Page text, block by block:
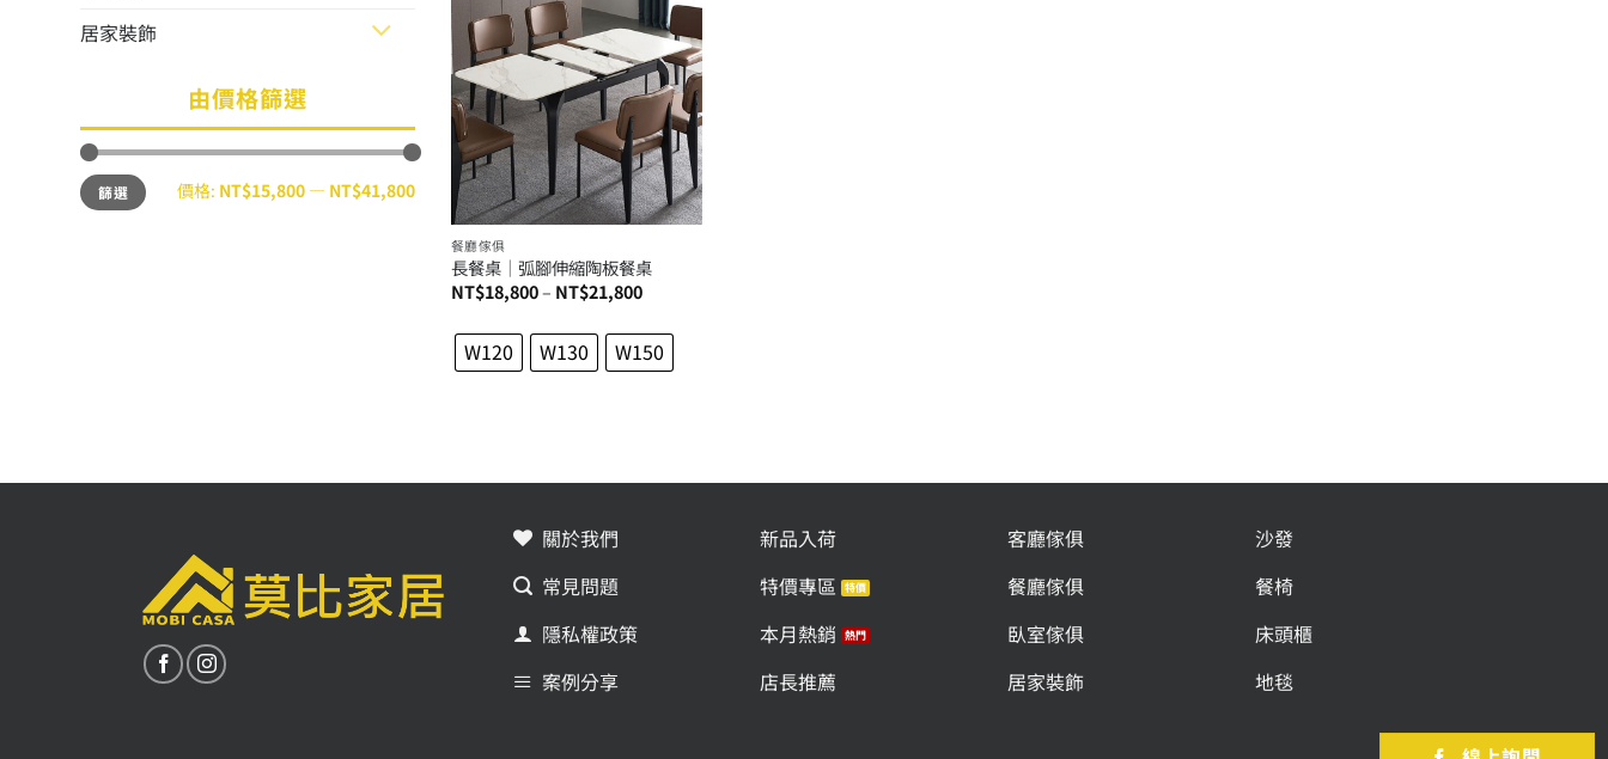
居家裝飾
由價格篩選
最
低
價
最
高
價
篩選 價格: NT$15,800 — NT$41,800
餐廳傢俱
長餐桌│弧腳伸縮陶板餐桌
NT$18,800– NT$21,800價
格
圍：
NT$18,800
到
W120 W130 W150
關於我們
常見問題
隱私權政策
案例分享
新品入荷
特價專區
本月熱銷
店長推薦
客廳傢俱
餐廳傢俱
臥室傢俱
居家裝飾
沙發
餐椅
床頭櫃
地毯